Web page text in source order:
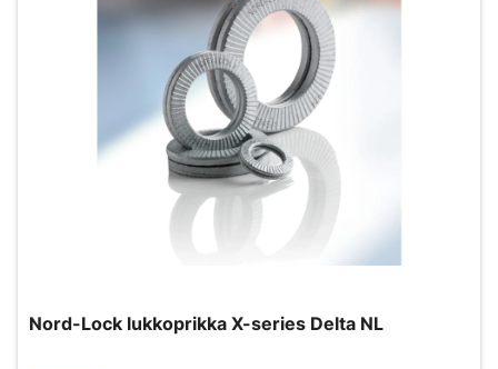
Nord-Lock lukkoprikka X-series Delta NL